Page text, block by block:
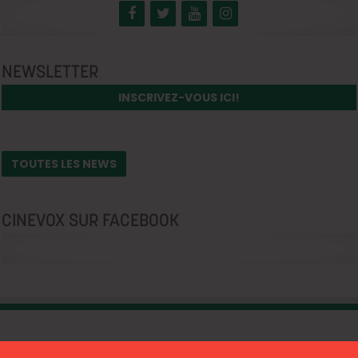
NEWSLETTER
INSCRIVEZ-VOUS ICI!
TOUTES LES NEWS
CINEVOX SUR FACEBOOK